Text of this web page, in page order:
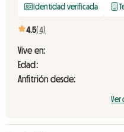
Identidad verificada
4.5(4)
Vive en:
Edad:
Anfitrión desde:
Ver